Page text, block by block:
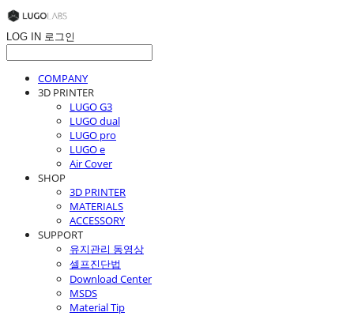
LOG IN 로그인
COMPANY
3D PRINTER
LUGO G3
LUGO dual
LUGO pro
LUGO e
Air Cover
SHOP
3D PRINTER
MATERIALS
ACCESSORY
SUPPORT
유지관리 동영상
셀프진단법
Download Center
MSDS
Material Tip